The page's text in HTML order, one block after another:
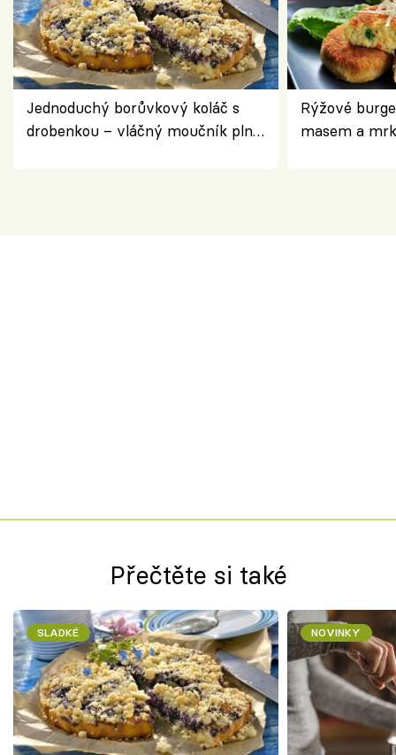
Jednoduchý borůvkový koláč s
drobenkou – vláčný moučník plný
Rýžové
masem a
Přečtěte si také
SLADKÉ NOVINKY